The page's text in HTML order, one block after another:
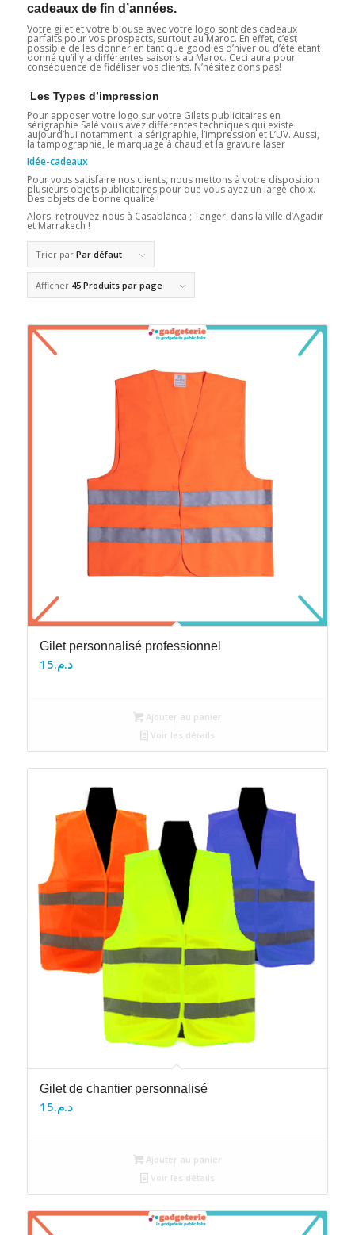
cadeaux de fin d’années.
Votre gilet et votre blouse avec votre logo sont des cadeaux
parfaits pour vos prospects, surtout au Maroc. En effet, c’est
possible de les donner en tant que goodies d’hiver ou d’été étant
donné qu’il y a différentes saisons au Maroc. Ceci aura pour
conséquence de fidéliser vos clients. N’hésitez dons pas!
Les Types d’impression
Pour apposer votre logo sur votre Gilets publicitaires en
sérigraphie Salé vous avez différentes techniques qui existe
aujourd’hui notamment la sérigraphie, l’impression et L’UV. Aussi,
la tampographie, le marquage à chaud et la gravure laser
Idée-cadeaux
Pour vous satisfaire nos clients, nous mettons à votre disposition
plusieurs objets publicitaires pour que vous ayez un large choix.
Des objets de bonne qualité !
Alors, retrouvez-nous à Casablanca ; Tanger, dans la ville d’Agadir
et Marrakech !
Trier par Par défaut
Afficher 45 Produits par page
Gilet personnalisé professionnel
د.م.15
Ajouter au panier
Voir les détails
Gilet de chantier personnalisé
د.م.15
Ajouter au panier
Voir les détails